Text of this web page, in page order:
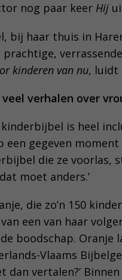
nog paar keer Hij
bij haar thuis in
kinderen van nu, luidt
verhalen over
kinderbijbel is heel
gegeven
die ze voorlas,
moet anders.’
die zo’n 150
een van haar
boodschap. Oranje
Vlaams
dan vertalen?’